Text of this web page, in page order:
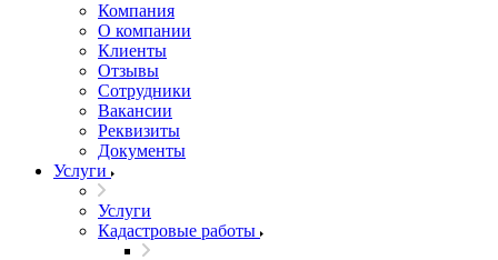
Компания
О компании
Клиенты
Отзывы
Сотрудники
Вакансии
Реквизиты
Документы
Услуги
Услуги
Кадастровые работы